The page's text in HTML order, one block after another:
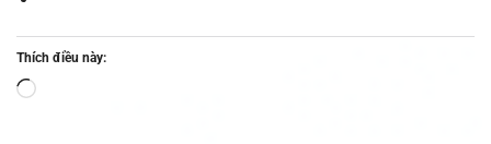
Thích điều này:
Đang